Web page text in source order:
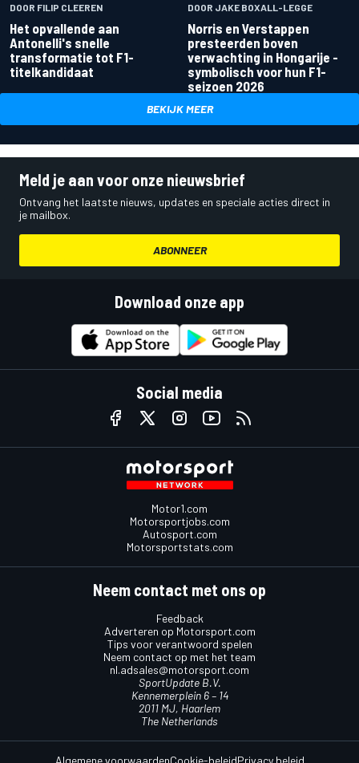
DOOR FILIP CLEEREN
Het opvallende aan
Antonelli's snelle
transformatie tot F1-
titelkandidaat
DOOR JAKE BOXALL-LEGGE
Norris en Verstappen
presteerden boven
verwachting in Hongarije -
symbolisch voor hun F1-
seizoen 2026
BEKIJK MEER
Meld je aan voor onze nieuwsbrief
Ontvang het laatste nieuws, updates en speciale acties direct in
je mailbox.
ABONNEER
Download onze app
Social media
Motor1.com
Motorsportjobs.com
Autosport.com
Motorsportstats.com
Neem contact met ons op
Feedback
Adverteren op Motorsport.com
Tips voor verantwoord spelen
Neem contact op met het team
nl.adsales@motorsport.com
SportUpdate B.V.
Kennemerplein 6 – 14
2011 MJ, Haarlem
The Netherlands
Algemene voorwaardenCookie-beleidPrivacy beleid